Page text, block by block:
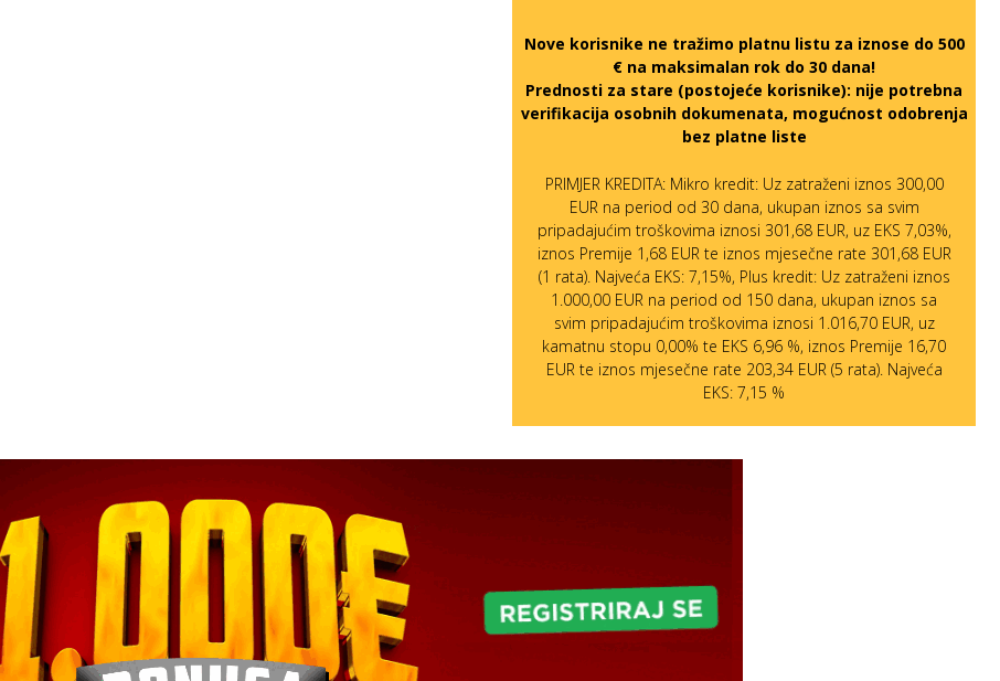
Nove korisnike ne tražimo platnu listu za iznose do 500
€ na maksimalan rok do 30 dana!
Prednosti za stare (postojeće korisnike): nije potrebna
verifikacija osobnih dokumenata, mogućnost odobrenja
bez platne liste
PRIMJER KREDITA: Mikro kredit: Uz zatraženi iznos 300,00
EUR na period od 30 dana, ukupan iznos sa svim
pripadajućim troškovima iznosi 301,68 EUR, uz EKS 7,03%,
iznos Premije 1,68 EUR te iznos mjesečne rate 301,68 EUR
(1 rata). Najveća EKS: 7,15%, Plus kredit: Uz zatraženi iznos
1.000,00 EUR na period od 150 dana, ukupan iznos sa
svim pripadajućim troškovima iznosi 1.016,70 EUR, uz
kamatnu stopu 0,00% te EKS 6,96 %, iznos Premije 16,70
EUR te iznos mjesečne rate 203,34 EUR (5 rata). Najveća
EKS: 7,15 %